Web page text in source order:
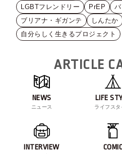
LGBTフレンドリー
PrEP
ブリアナ・ギガンテ
しんたか
自分らしく生きるプロジェクト
ARTICLE
NEWS
ニュース
LIFE
ライフスタ
INTERVIEW COMIC